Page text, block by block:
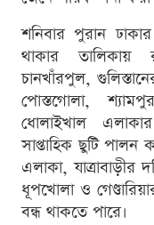
শনিবার পুরান
থাকার তালিকায়
চানখাঁরপুল,
পোস্তগোলা,
ধোলাইখাল
সাপ্তাহিক ছুটি
এলাকা,
ধূপখোলা ও
বন্ধ থাকতে পারে।